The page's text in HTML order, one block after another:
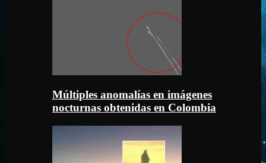
Múltiples anomalías en imágenes
nocturnas obtenidas en Colombia